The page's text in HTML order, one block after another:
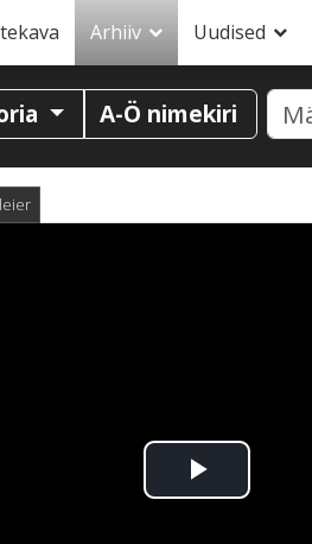
Arhiiv Uudised
A-Ö nimekiri
Esita